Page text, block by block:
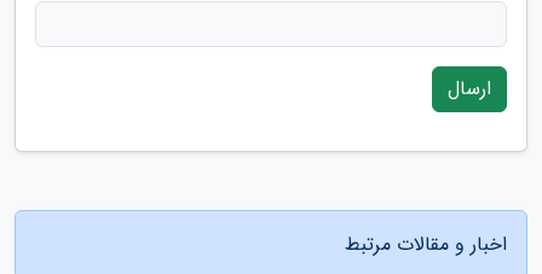
ارسال
اخبار و مقالات مرتبط